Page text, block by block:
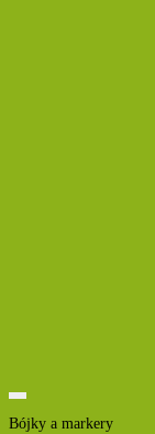
Bójky a markery